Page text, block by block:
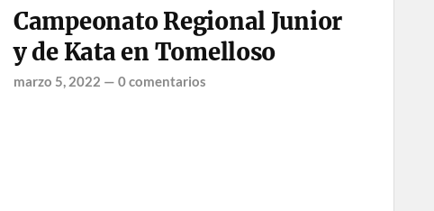
Campeonato Regional Junior
y de Kata en Tomelloso
marzo 5, 2022 — 0 comentarios